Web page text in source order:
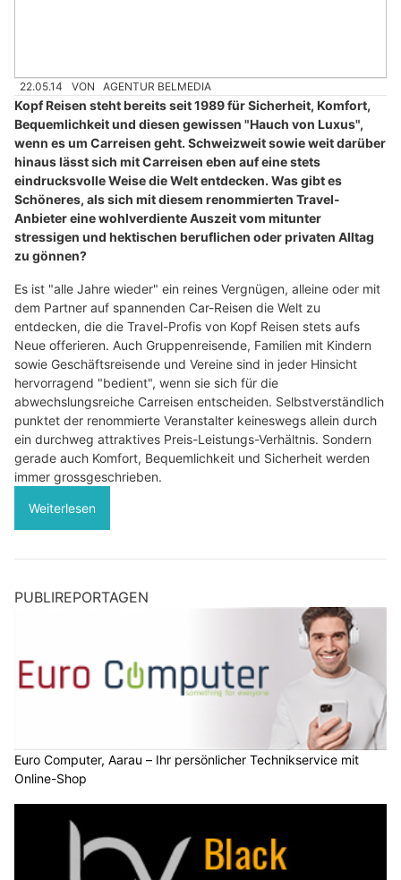
22.05.14 VON AGENTUR BELMEDIA
Kopf Reisen steht bereits seit 1989 für Sicherheit, Komfort,
Bequemlichkeit und diesen gewissen "Hauch von Luxus",
wenn es um Carreisen geht. Schweizweit sowie weit darüber
hinaus lässt sich mit Carreisen eben auf eine stets
eindrucksvolle Weise die Welt entdecken. Was gibt es
Schöneres, als sich mit diesem renommierten Travel-
Anbieter eine wohlverdiente Auszeit vom mitunter
stressigen und hektischen beruflichen oder privaten Alltag
zu gönnen?
Es ist "alle Jahre wieder" ein reines Vergnügen, alleine oder mit
dem Partner auf spannenden Car-Reisen die Welt zu
entdecken, die die Travel-Profis von Kopf Reisen stets aufs
Neue offerieren. Auch Gruppenreisende, Familien mit Kindern
sowie Geschäftsreisende und Vereine sind in jeder Hinsicht
hervorragend "bedient", wenn sie sich für die
abwechslungsreiche Carreisen entscheiden. Selbstverständlich
punktet der renommierte Veranstalter keineswegs allein durch
ein durchweg attraktives Preis-Leistungs-Verhältnis. Sondern
gerade auch Komfort, Bequemlichkeit und Sicherheit werden
immer grossgeschrieben.
Weiterlesen
PUBLIREPORTAGEN
Euro Computer, Aarau – Ihr persönlicher Technikservice mit
Online-Shop